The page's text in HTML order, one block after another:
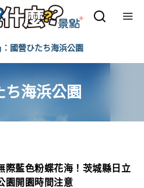
國營ひたち海浜公園
ち海浜公園
際藍色粉蝶花海！茨城縣日立
園開園時間注意